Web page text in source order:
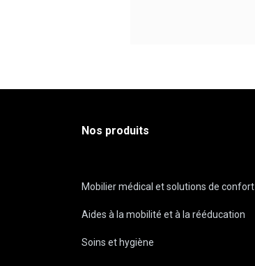
Nos produits
Mobilier médical et solutions de confort
Aides à la mobilité et à la rééducation
Soins et hygiène